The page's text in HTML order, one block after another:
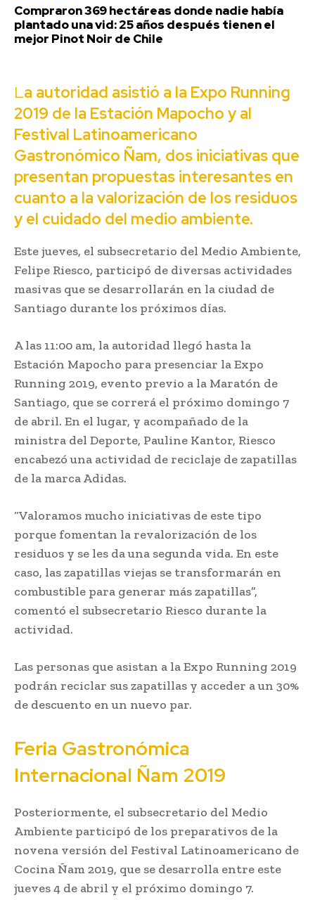
Compraron 369 hectáreas donde nadie había
plantado una vid: 25 años después tienen el
mejor Pinot Noir de Chile
La autoridad asistió a la Expo Running
2019 de la Estación Mapocho y al
Festival Latinoamericano
Gastronómico Ñam, dos iniciativas que
presentan propuestas interesantes en
cuanto a la valorización de los residuos
y el cuidado del medio ambiente.
Este jueves, el subsecretario del Medio Ambiente,
Felipe Riesco, participó de diversas actividades
masivas que se desarrollarán en la ciudad de
Santiago durante los próximos días.
A las 11:00 am, la autoridad llegó hasta la
Estación Mapocho para presenciar la Expo
Running 2019, evento previo a la Maratón de
Santiago, que se correrá el próximo domingo 7
de abril. En el lugar, y acompañado de la
ministra del Deporte, Pauline Kantor, Riesco
encabezó una actividad de reciclaje de zapatillas
de la marca Adidas.
“Valoramos mucho iniciativas de este tipo
porque fomentan la revalorización de los
residuos y se les da una segunda vida. En este
caso, las zapatillas viejas se transformarán en
combustible para generar más zapatillas”,
comentó el subsecretario Riesco durante la
actividad.
Las personas que asistan a la Expo Running 2019
podrán reciclar sus zapatillas y acceder a un 30%
de descuento en un nuevo par.
Feria Gastronómica
Internacional Ñam 2019
Posteriormente, el subsecretario del Medio
Ambiente participó de los preparativos de la
novena versión del Festival Latinoamericano de
Cocina Ñam 2019, que se desarrolla entre este
jueves 4 de abril y el próximo domingo 7.